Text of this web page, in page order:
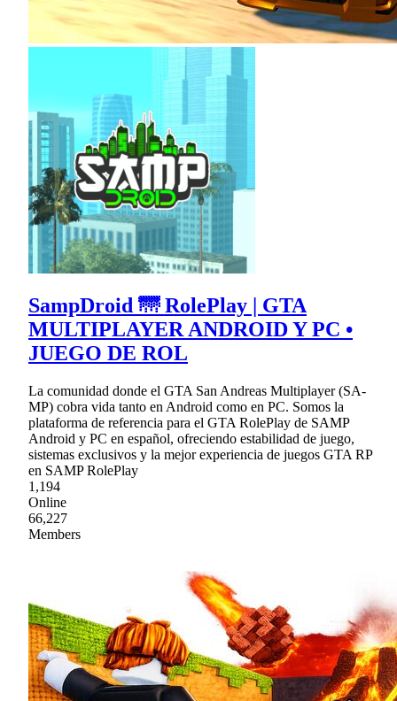
SampDroid 🌁 RolePlay | GTA
MULTIPLAYER ANDROID Y PC •
JUEGO DE ROL
La comunidad donde el GTA San Andreas Multiplayer (SA-
MP) cobra vida tanto en Android como en PC. Somos la
plataforma de referencia para el GTA RolePlay de SAMP
Android y PC en español, ofreciendo estabilidad de juego,
sistemas exclusivos y la mejor experiencia de juegos GTA RP
en SAMP RolePlay
1,194
Online
66,227
Members